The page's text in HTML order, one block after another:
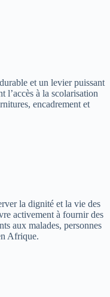
et un levier puissant
l’accès à la scolarisation
encadrement et
la dignité et la vie des
activement à fournir des
aux malades, personnes
Afrique.